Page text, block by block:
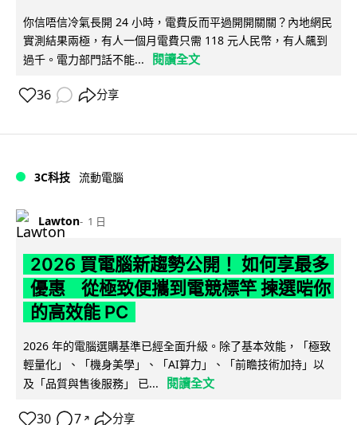
你信唔信冷氣長開 24 小時，電費反而平過開開關關？內地網民
實測結果兩極，有人一個月電費只需 118 元人民幣，有人飆到
過千。電力部門話不能...
閱讀全文
36 分享
3C科技 流動電腦
Lawton 1 日
2026 買電腦新趨勢公開！ 如何享最多
優惠 從極致便攜到電競標竿 揀選啱你
的高效能 PC
2026 年的電腦選購基準已經全面升級。除了基本效能，「極致
輕量化」、「機身美學」、「AI算力」、「前瞻技術加持」以
及「品質與售後服務」 已...
閱讀全文
30 7 ↗ 分享